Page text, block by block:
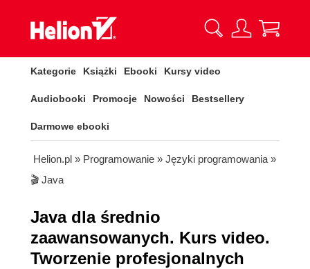
Kategorie Książki Ebooki Kursy video
Audiobooki Promocje Nowości Bestsellery
Darmowe ebooki
Helion.pl » Programowanie » Języki programowania »
🎬 Java
Java dla średnio
zaawansowanych. Kurs video.
Tworzenie profesjonalnych